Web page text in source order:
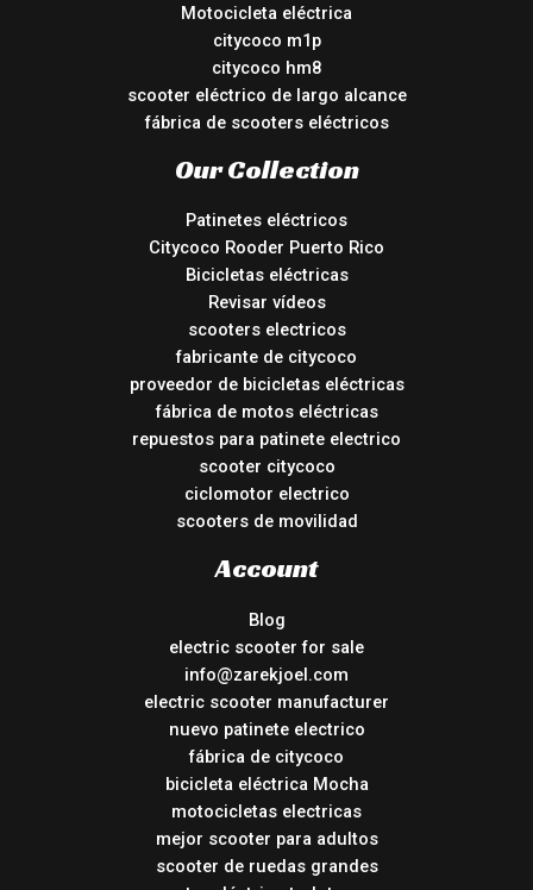
Motocicleta eléctrica
citycoco m1p
citycoco hm8
scooter eléctrico de largo alcance
fábrica de scooters eléctricos
Our Collection
Patinetes eléctricos
Citycoco Rooder Puerto Rico
Bicicletas eléctricas
Revisar vídeos
scooters electricos
fabricante de citycoco
proveedor de bicicletas eléctricas
fábrica de motos eléctricas
repuestos para patinete electrico
scooter citycoco
ciclomotor electrico
scooters de movilidad
Account
Blog
electric scooter for sale
info@zarekjoel.com
electric scooter manufacturer
nuevo patinete electrico
fábrica de citycoco
bicicleta eléctrica Mocha
motocicletas electricas
mejor scooter para adultos
scooter de ruedas grandes